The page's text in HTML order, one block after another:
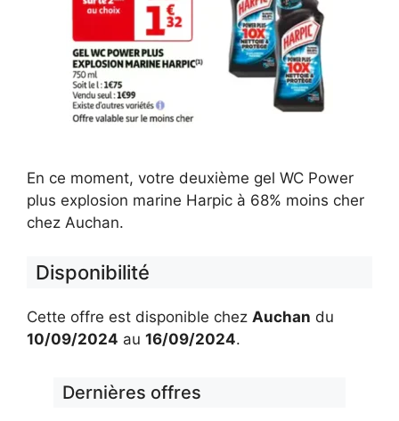
En ce moment, votre deuxième gel WC Power
plus explosion marine Harpic à 68% moins cher
chez Auchan.
Disponibilité
Cette offre est disponible chez Auchan du
10/09/2024 au 16/09/2024.
Dernières offres